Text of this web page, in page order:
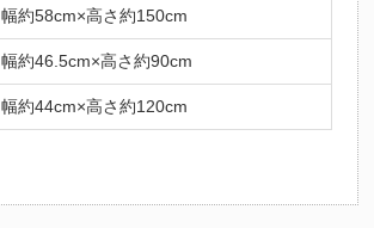
幅約58cm×高さ約150cm
幅約46.5cm×高さ約90cm
幅約44cm×高さ約120cm